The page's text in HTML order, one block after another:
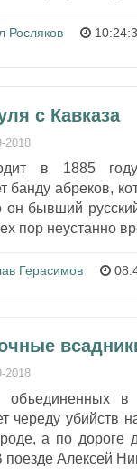
Росляков
с Кавказа
2018
в 1885
банду абреков,
он бывший
пор неустанно
Герасимов
2018
в
череду убийств
а по дороге
Алексей